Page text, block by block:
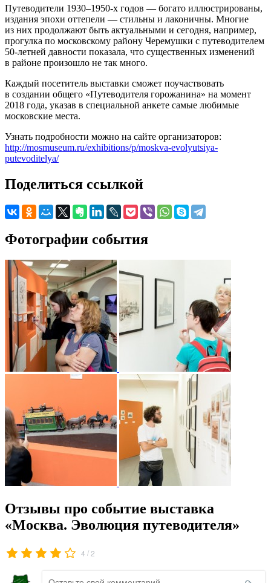
Путеводители 1930–1950-х годов — богато иллюстрированы,
издания эпохи оттепели — стильны и лаконичны. Многие
из них продолжают быть актуальными и сегодня, например,
прогулка по московскому району Черемушки с путеводителем
50-летней давности показала, что существенных изменений
в районе произошло не так много.
Каждый посетитель выставки сможет поучаствовать
в создании общего «Путеводителя горожанина» на момент
2018 года, указав в специальной анкете самые любимые
московские места.
Узнать подробности можно на сайте организаторов:
http://mosmuseum.ru/exhibitions/p/moskva-evolyutsiya-
putevoditelya/
Поделиться ссылкой
Фотографии события
Отзывы про событие выставка
«Москва. Эволюция путеводителя»
4 /2